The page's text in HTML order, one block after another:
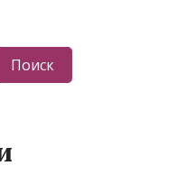
Поиск